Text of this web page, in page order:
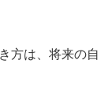
方は、将来の自